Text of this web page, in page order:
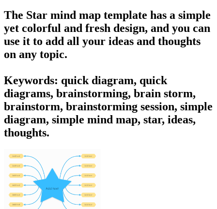
The Star mind map template has a simple
yet colorful and fresh design, and you can
use it to add all your ideas and thoughts
on any topic.
Keywords: quick diagram, quick
diagrams, brainstorming, brain storm,
brainstorm, brainstorming session, simple
diagram, simple mind map, star, ideas,
thoughts.